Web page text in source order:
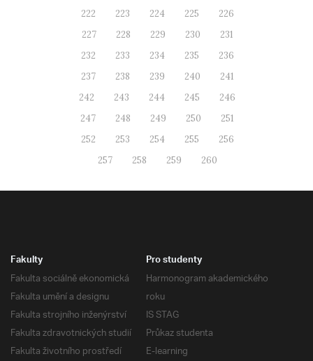
222
223 224 225
226
227
228 229 230
231
232
233 234 235
236
237
238 239 240
241
242
243 244 245
246
247
248 249 250
251
252
253 254 255
256
257
258 259 260
Fakulty
Fakulta sociálně ekonomická
Fakulta umění a designu
Fakulta strojního inženýrství
Fakulta zdravotnických studií
Fakulta životního prostředí
Pro studenty
Harmonogram akademického
roku
IS STAG
Průkaz studenta
E-learning